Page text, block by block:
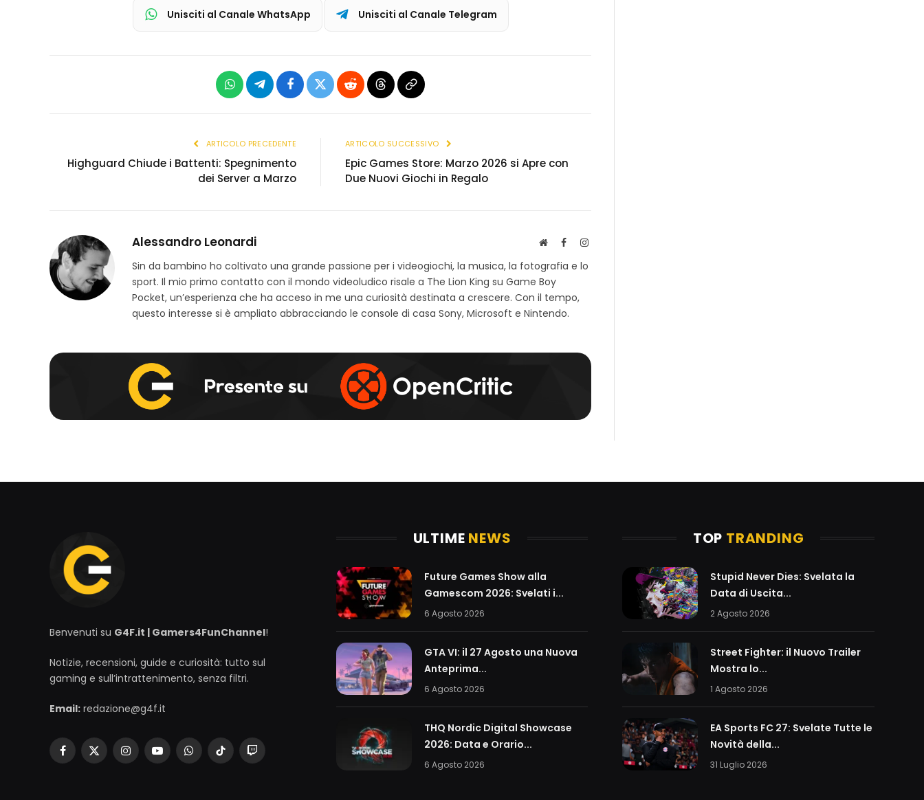
Unisciti al Canale WhatsApp Unisciti al Canale Telegram
WhatsAppTelegramFacebook
X
RedditThreadsCopia
ARTICOLO PRECEDENTE
Highguard Chiude i Battenti: Spegnimento
dei Server a Marzo
ARTICOLO SUCCESSIVO
Epic Games Store: Marzo 2026 si Apre con
Due Nuovi Giochi in Regalo
Alessandro Leonardi
S
t
o
w
e
F
c
b
o
I
Sin da bambino ho coltivato una grande passione per i videogiochi, la musica, la fotografia e lo
sport. Il mio primo contatto con il mondo videoludico risale a The Lion King su Game Boy
Pocket, un’esperienza che ha acceso in me una curiosità destinata a crescere. Con il tempo,
questo interesse si è ampliato abbracciando le console di casa Sony, Microsoft e Nintendo.
Benvenuti su G4F.it | Gamers4FunChannel!
Notizie, recensioni, guide e curiosità: tutto sul
gaming e sull’intrattenimento, senza filtri.
Email: redazione@g4f.it
Facebook
X
InstagramYouTubeWhatsAppTikTokTwitch
ULTIME NEWS
Future Games Show alla
Gamescom 2026: Svelati i...
6 Agosto 2026
GTA VI: il 27 Agosto una Nuova
Anteprima...
6 Agosto 2026
THQ Nordic Digital Showcase
2026: Data e Orario...
6 Agosto 2026
TOP TRANDING
Stupid Never Dies: Svelata la
Data di Uscita...
2 Agosto 2026
Street Fighter: il Nuovo Trailer
Mostra lo...
1 Agosto 2026
EA Sports FC 27: Svelate Tutte le
Novità della...
31 Luglio 2026